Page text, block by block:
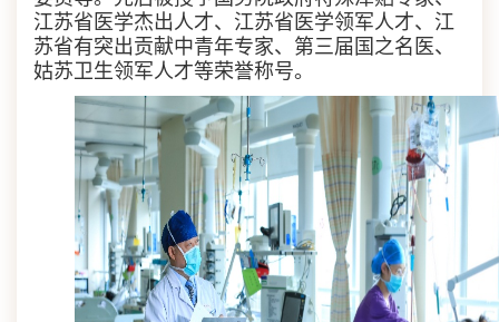
江苏省医学杰出人才、江苏省医学领军人才、江
苏省有突出贡献中青年专家、第三届国之名医、
姑苏卫生领军人才等荣誉称号。